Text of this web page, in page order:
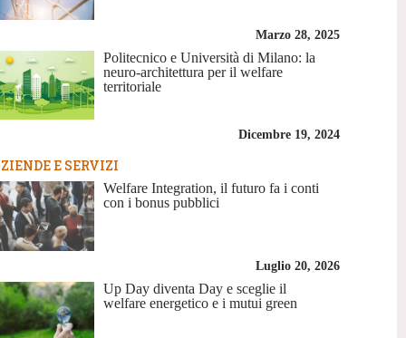
Marzo 28, 2025
Politecnico e Università di Milano: la
neuro-architettura per il welfare
territoriale
Dicembre 19, 2024
E SERVIZI
Welfare Integration, il futuro fa i conti
con i bonus pubblici
Luglio 20, 2026
Up Day diventa Day e sceglie il
welfare energetico e i mutui green